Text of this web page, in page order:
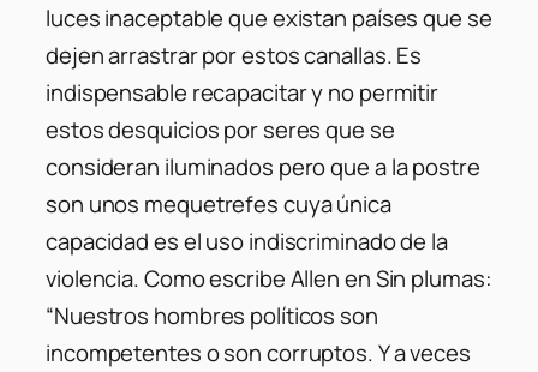
luces inaceptable que existan países que se
dejen arrastrar por estos canallas. Es
indispensable recapacitar y no permitir
estos desquicios por seres que se
consideran iluminados pero que a la postre
son unos mequetrefes cuya única
capacidad es el uso indiscriminado de la
violencia. Como escribe Allen en Sin plumas:
“Nuestros hombres políticos son
incompetentes o son corruptos. Y a veces